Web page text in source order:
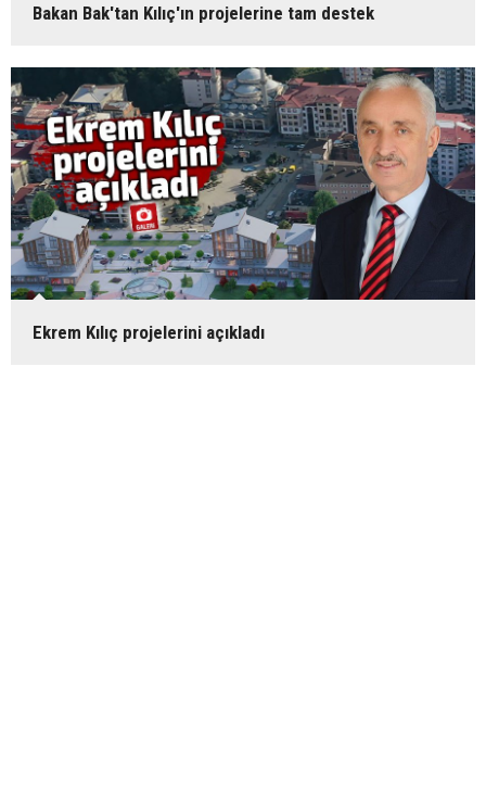
Bakan Bak'tan Kılıç'ın projelerine tam destek
Ekrem Kılıç projelerini açıkladı